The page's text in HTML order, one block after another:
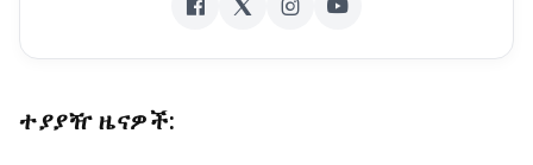
ተያያዥ ዜናዎች: